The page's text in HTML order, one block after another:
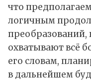
что
логичным
преобразований,
охватывают всё
его словам,
в дальнейшем